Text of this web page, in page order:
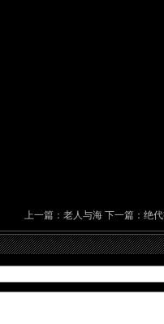
上一篇： 老人与海 下一篇： 绝